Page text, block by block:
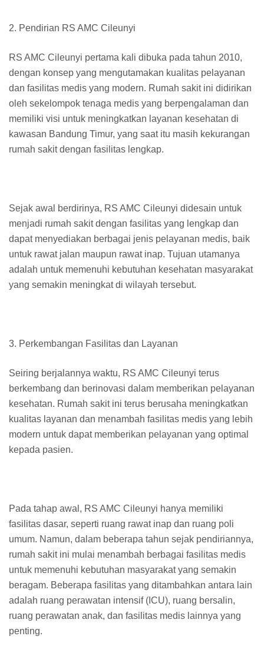
2. Pendirian RS AMC Cileunyi
RS AMC Cileunyi pertama kali dibuka pada tahun 2010,
dengan konsep yang mengutamakan kualitas pelayanan
dan fasilitas medis yang modern. Rumah sakit ini didirikan
oleh sekelompok tenaga medis yang berpengalaman dan
memiliki visi untuk meningkatkan layanan kesehatan di
kawasan Bandung Timur, yang saat itu masih kekurangan
rumah sakit dengan fasilitas lengkap.
Sejak awal berdirinya, RS AMC Cileunyi didesain untuk
menjadi rumah sakit dengan fasilitas yang lengkap dan
dapat menyediakan berbagai jenis pelayanan medis, baik
untuk rawat jalan maupun rawat inap. Tujuan utamanya
adalah untuk memenuhi kebutuhan kesehatan masyarakat
yang semakin meningkat di wilayah tersebut.
3. Perkembangan Fasilitas dan Layanan
Seiring berjalannya waktu, RS AMC Cileunyi terus
berkembang dan berinovasi dalam memberikan pelayanan
kesehatan. Rumah sakit ini terus berusaha meningkatkan
kualitas layanan dan menambah fasilitas medis yang lebih
modern untuk dapat memberikan pelayanan yang optimal
kepada pasien.
Pada tahap awal, RS AMC Cileunyi hanya memiliki
fasilitas dasar, seperti ruang rawat inap dan ruang poli
umum. Namun, dalam beberapa tahun sejak pendiriannya,
rumah sakit ini mulai menambah berbagai fasilitas medis
untuk memenuhi kebutuhan masyarakat yang semakin
beragam. Beberapa fasilitas yang ditambahkan antara lain
adalah ruang perawatan intensif (ICU), ruang bersalin,
ruang perawatan anak, dan fasilitas medis lainnya yang
penting.